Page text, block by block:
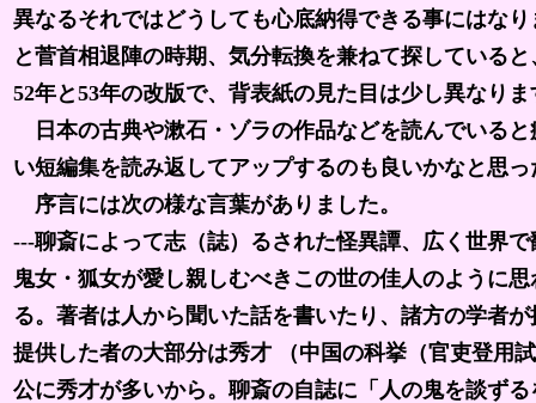
異なるそれではどうしても心底納得できる事にはな
と菅首相退陣の時期、気分転換を兼ねて探している
52年と53年の改版で、背表紙の見た目は少し異なり
日本の古典や漱石・ゾラの作品などを読んでいる
い短編集を読み返してアップするのも良いかなと思
序言には次の様な言葉がありました。
---聊斎によって志（誌）るされた怪異譚、広く世界
鬼女・狐女が愛し親しむべきこの世の佳人のように
る。著者は人から聞いた話を書いたり、諸方の学者
提供した者の大部分は秀才 （中国の科挙（官吏登用
公に秀才が多いから。聊斎の自誌に「人の鬼を談ず